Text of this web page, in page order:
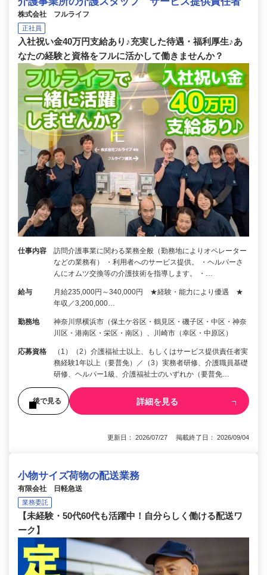
株式会社 フルライフ
正社員
入社祝い金40万円支給あり♪充実した待遇・福利厚生♪あ
なたの経験と資格をフルに活かして働きませんか？
仕事内容
訪問介護事業に関わる業務全般（勤務地によりオペレーター
などの業務有） ・利用者へのサービス提供。 ・ヘルパーさ
んにオムツ交換等の介護技術を指導します。 ・…
給与
月給235,000円～340,000円 ★経験・能力により優遇 ★
年収／3,200,000…
勤務地
神奈川県横浜市（保土ケ谷区・鶴見区・磯子区・中区・神奈
川区・港南区・栄区・南区）、川崎市（幸区・中原区）
応募資格
（1）（2）介護福祉士以上、もしくはサービス提供責任者実
務経験1年以上（要普免）／（3）実務者研修、介護職員基礎
研修、ヘルパー1級、介護福祉士のいずれか（要普免…
後で見る 詳細を見る
更新日： 2026/07/27 掲載終了日： 2026/09/04
小物サイズ荷物の配送業務
有限会社 日軽急送
業務委託
【未経験・50代60代も活躍中！自分らしく働ける配送ワ
ーク】